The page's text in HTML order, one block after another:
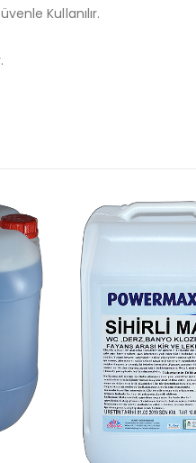
Kullanılır.